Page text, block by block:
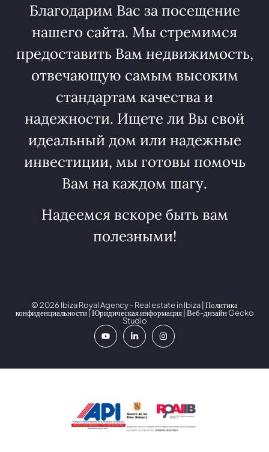
Благодарим Вас за посещение
нашего сайта. Мы стремимся
предоставить Вам недвижимость,
отвечающую самым высоким
стандартам качества и
надежности. Ищете ли Вы свой
идеальный дом или надежные
инвестиции, мы готовы помочь
Вам на каждом шагу.
Надеемся вскоре быть вам
полезными!
© 2026 Ibiza Royal Agency - Real estate in Ibiza | Политика
конфиденциальности|Юридическая информация| Веб-дизайнGecko
Studio